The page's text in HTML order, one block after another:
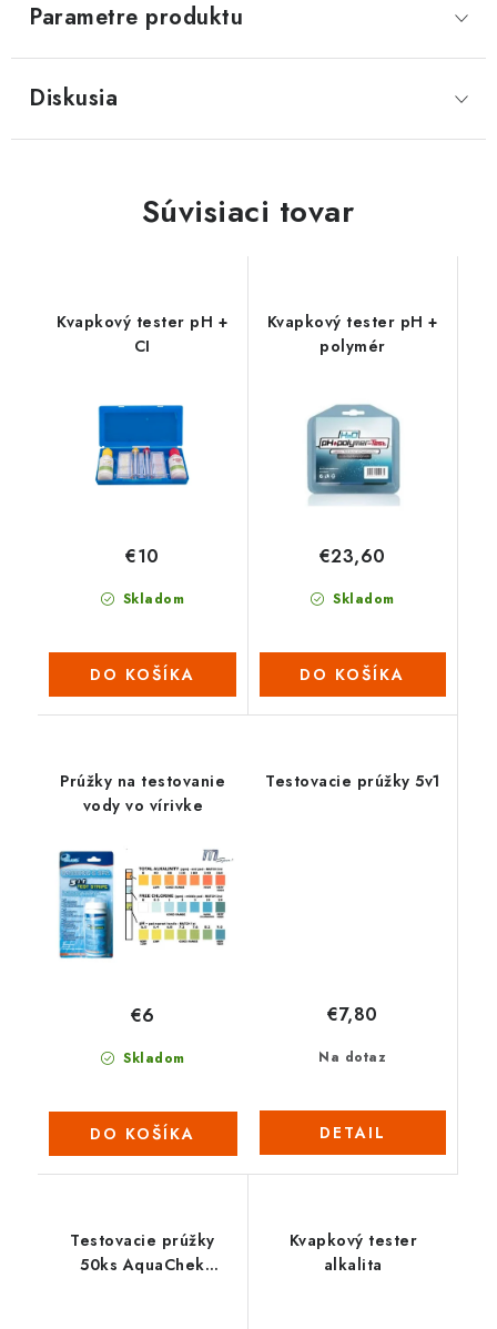
Parametre produktu
Diskusia
Súvisiaci tovar
Kvapkový tester pH +
CI
Skladom
€10
DO KOŠÍKA
Kvapkový tester pH +
polymér
Skladom
€23,60
DO KOŠÍKA
Prúžky na testovanie
vody vo vírivke
Skladom
€6
DO KOŠÍKA
Testovacie prúžky 5v1
Na dotaz
€7,80
DETAIL
Testovacie prúžky
50ks AquaChek
Kvapkový tester
alkalita